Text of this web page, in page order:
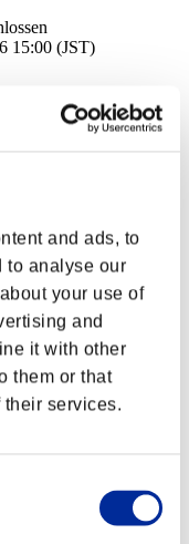
and ads, to
to analyse our
your use of
and
it with other
them or that
their services.
15:00 (JST)